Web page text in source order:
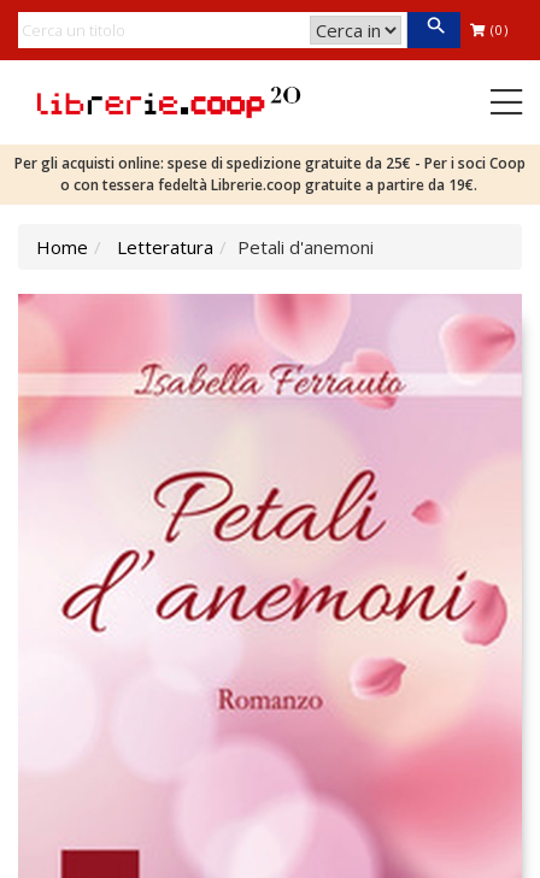
(0)
Per gli acquisti online: spese di spedizione gratuite da 25€ - Per i soci Coop
o con tessera fedeltà Librerie.coop gratuite a partire da 19€.
Home Letteratura Petali d'anemoni